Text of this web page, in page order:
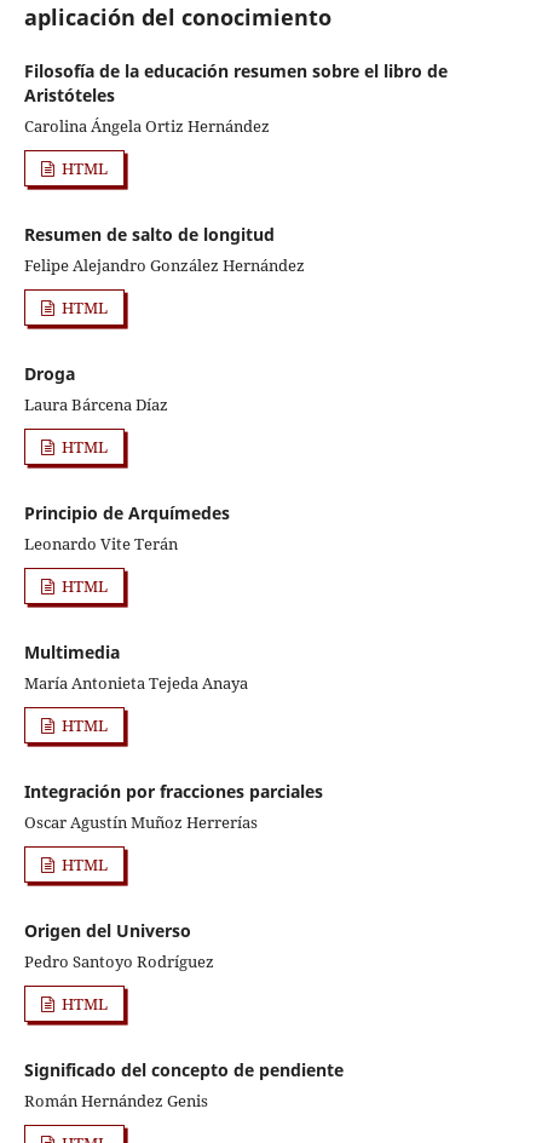
aplicación del conocimiento
Filosofía de la educación resumen sobre el libro de
Aristóteles
Carolina Ángela Ortiz Hernández
HTML
Resumen de salto de longitud
Felipe Alejandro González Hernández
HTML
Droga
Laura Bárcena Díaz
HTML
Principio de Arquímedes
Leonardo Vite Terán
HTML
Multimedia
María Antonieta Tejeda Anaya
HTML
Integración por fracciones parciales
Oscar Agustín Muñoz Herrerías
HTML
Origen del Universo
Pedro Santoyo Rodríguez
HTML
Significado del concepto de pendiente
Román Hernández Genis